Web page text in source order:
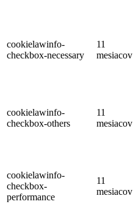
cookielawinfo-
checkbox-necessary
11
mesiacov
cookielawinfo-
checkbox-others
11
mesiacov
cookielawinfo-
checkbox-
performance
11
mesiacov